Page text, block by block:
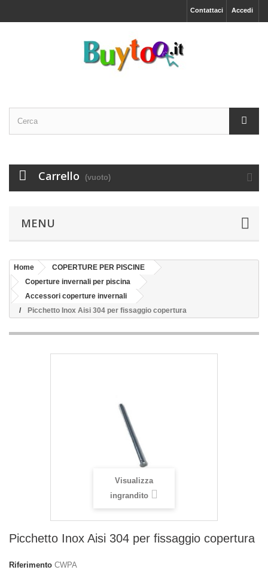
Accedi
Contattaci
Carrello (vuoto)
MENU
Home
COPERTURE PER PISCINE
Coperture invernali per piscina
Accessori coperture invernali
Picchetto Inox Aisi 304 per fissaggio copertura
Visualizza
ingrandito
Picchetto Inox Aisi 304 per fissaggio copertura
Riferimento CWPA